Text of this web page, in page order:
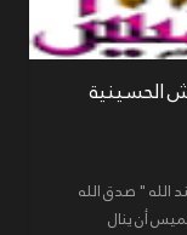
الحسينية
الله " صدق الله
أن ينال